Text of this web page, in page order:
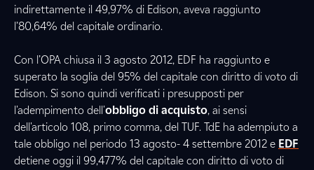
indirettamente il 49,97% di Edison, aveva raggiunto
l’80,64% del capitale ordinario.
Con l’OPA chiusa il 3 agosto 2012, EDF ha raggiunto e
superato la soglia del 95% del capitale con diritto di voto di
Edison. Si sono quindi verificati i presupposti per
l'adempimento dell'obbligo di acquisto, ai sensi
dell'articolo 108, primo comma, del TUF. TdE ha adempiuto a
tale obbligo nel periodo 13 agosto- 4 settembre 2012 e EDF
detiene oggi il 99,477% del capitale con diritto di voto di